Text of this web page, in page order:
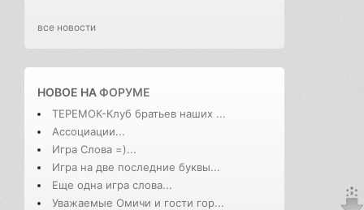
все новости
НОВОЕ НАФОРУМЕ
ТЕРЕМОК-Клуб братьев наших ...
Ассоциации...
Игра Слова =)...
Игра на две последние буквы...
Еще одна игра слова...
Уважаемые Омичи и гости гор...